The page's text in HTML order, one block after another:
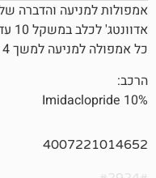
והדברה של פרעושים.
(4 יחידות)
4 שבועות.